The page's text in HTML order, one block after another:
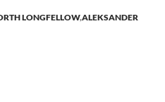
LONGFELLOW,ALEKSANDER